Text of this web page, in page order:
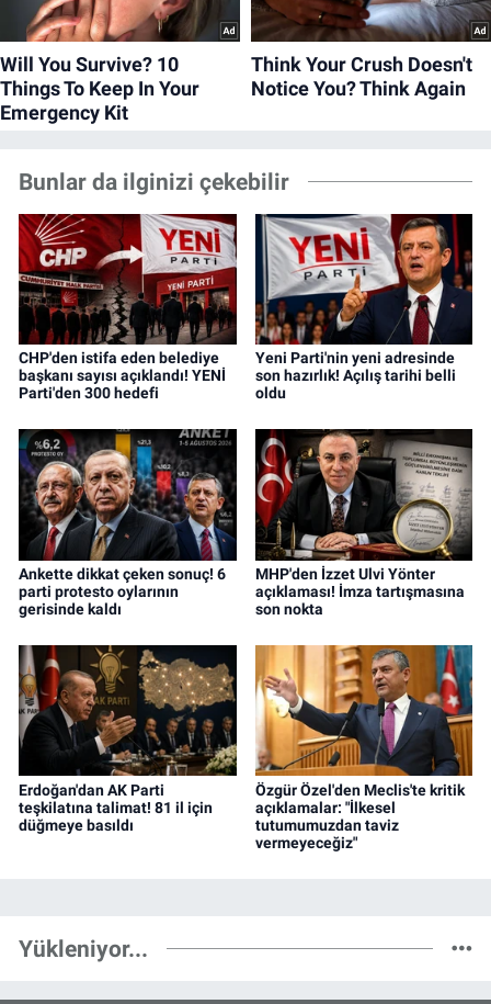
Bunlar da ilginizi çekebilir
CHP'den istifa eden belediye
başkanı sayısı açıklandı! YENİ
Parti'den 300 hedefi
Yeni Parti'nin yeni adresinde
son hazırlık! Açılış tarihi belli
oldu
Ankette dikkat çeken sonuç! 6
parti protesto oylarının
gerisinde kaldı
MHP'den İzzet Ulvi Yönter
açıklaması! İmza tartışmasına
son nokta
Erdoğan'dan AK Parti
teşkilatına talimat! 81 il için
düğmeye basıldı
Özgür Özel'den Meclis'te kritik
açıklamalar: "İlkesel
tutumumuzdan taviz
vermeyeceğiz"
Yükleniyor...